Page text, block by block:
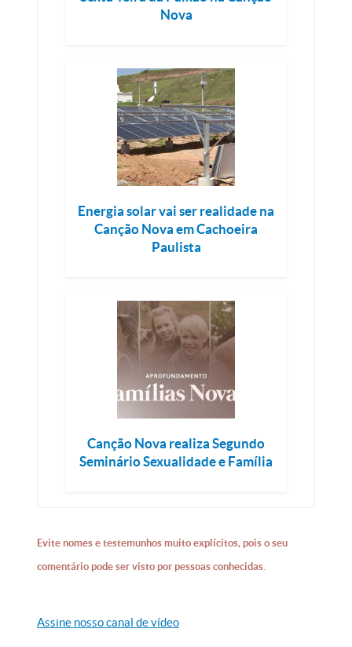
Nova
Energia solar vai ser realidade na
Canção Nova em Cachoeira
Paulista
Canção Nova realiza Segundo
Seminário Sexualidade e Família
Evite nomes e testemunhos muito explícitos, pois o seu
comentário pode ser visto por pessoas conhecidas.
Assine nosso canal de vídeo